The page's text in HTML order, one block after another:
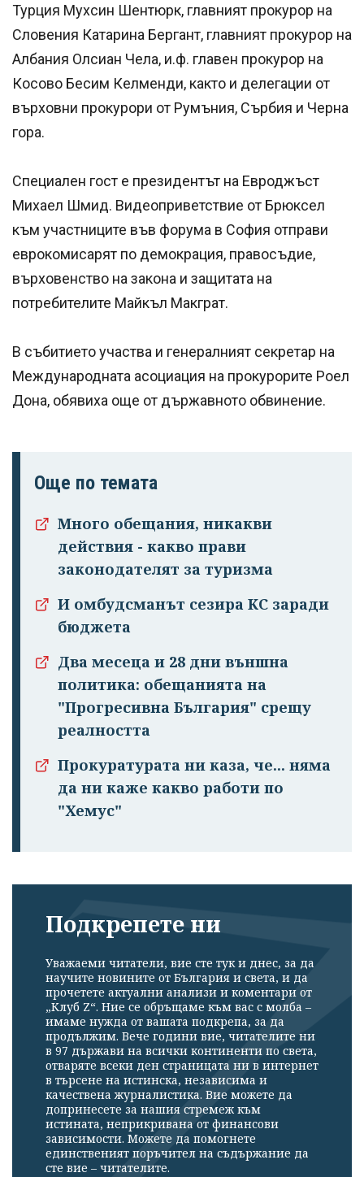
Турция Мухсин Шентюрк, главният прокурор на
Словения Катарина Бергант, главният прокурор на
Албания Олсиан Чела, и.ф. главен прокурор на
Косово Бесим Келменди, както и делегации от
върховни прокурори от Румъния, Сърбия и Черна
гора.
Специален гост е президентът на Евроджъст
Михаел Шмид. Видеоприветствие от Брюксел
към участниците във форума в София отправи
еврокомисарят по демокрация, правосъдие,
върховенство на закона и защитата на
потребителите Майкъл Макграт.
В събитието участва и генералният секретар на
Международната асоциация на прокурорите Роел
Дона, обявиха още от държавното обвинение.
Още по темата
Много обещания, никакви
действия - какво прави
законодателят за туризма
И омбудсманът сезира КС заради
бюджета
Два месеца и 28 дни външна
политика: обещанията на
"Прогресивна България" срещу
реалността
Прокуратурата ни каза, че... няма
да ни каже какво работи по
"Хемус"
Подкрепете ни
Уважаеми читатели, вие сте тук и днес, за да
научите новините от България и света, и да
прочетете актуални анализи и коментари от
„Клуб Z“. Ние се обръщаме към вас с молба –
имаме нужда от вашата подкрепа, за да
продължим. Вече години вие, читателите ни
в 97 държави на всички континенти по света,
отваряте всеки ден страницата ни в интернет
в търсене на истинска, независима и
качествена журналистика. Вие можете да
допринесете за нашия стремеж към
истината, неприкривана от финансови
зависимости. Можете да помогнете
единственият поръчител на съдържание да
сте вие – читателите.